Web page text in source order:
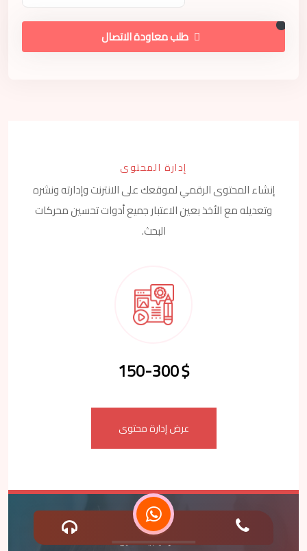
طلب معاودة الاتصال
إدارة المحتوى
إنشاء المحتوى الرقمي لموقعك على الانترنت وإدارته ونشره
وتعديله مع الأخذ بعين الاعتبار جميع أدوات تحسين محركات
البحث.
$
150-300
عرض إدارة محتوى
استراتيجية سيو